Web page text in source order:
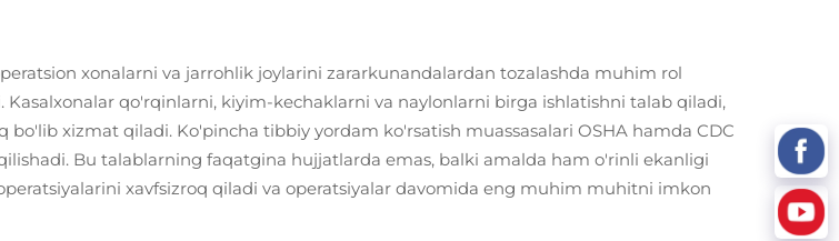
xonalarni va jarrohlik joylarini zararkunandalardan tozalashda muhim rol
qo'rqinlarni, kiyim-kechaklarni va naylonlarni birga ishlatishni talab qiladi,
xizmat qiladi. Ko'pincha tibbiy yordam ko'rsatish muassasalari OSHA hamda CDC
Bu talablarning faqatgina hujjatlarda emas, balki amalda ham o'rinli ekanligi
xavfsizroq qiladi va operatsiyalar davomida eng muhim muhitni imkon